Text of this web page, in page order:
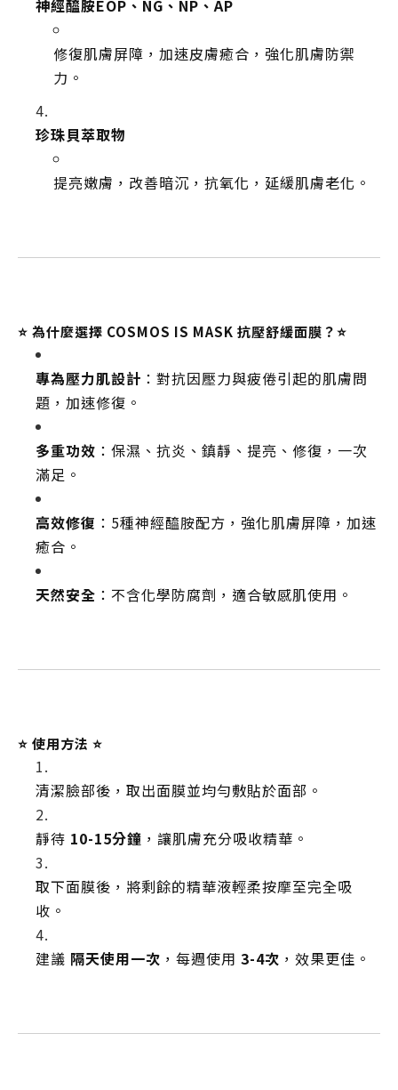
神經醯胺EOP、NG、NP、AP
修復肌膚屏障，加速皮膚癒合，強化肌膚防禦
力。
珍珠貝萃取物
提亮嫩膚，改善暗沉，抗氧化，延緩肌膚老化。
⭐️ 為什麼選擇 COSMOS IS MASK 抗壓舒緩面膜？⭐️
專為壓力肌設計 ：對抗因壓力與疲倦引起的肌膚問
題，加速修復。
多重功效 ：保濕、抗炎、鎮靜、提亮、修復，一次
滿足。
高效修復 ：5種神經醯胺配方，強化肌膚屏障，加速
癒合。
天然安全 ：不含化學防腐劑，適合敏感肌使用。
⭐️ 使用方法 ⭐️
清潔臉部後，取出面膜並均勻敷貼於面部。
靜待 10-15分鐘 ，讓肌膚充分吸收精華。
取下面膜後，將剩餘的精華液輕柔按摩至完全吸
收。
建議 隔天使用一次 ，每週使用 3-4次 ，效果更佳。